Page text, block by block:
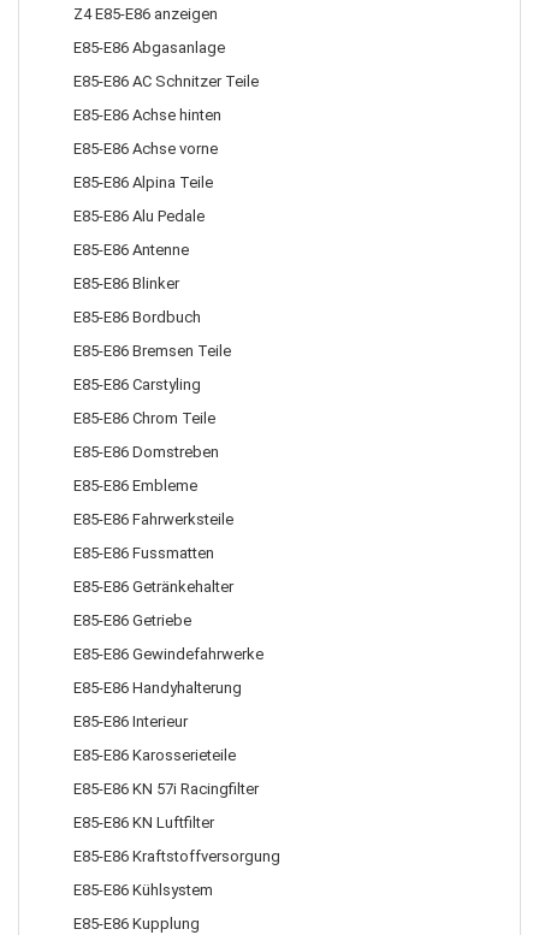
Z4 E85-E86 anzeigen
E85-E86 Abgasanlage
E85-E86 AC Schnitzer Teile
E85-E86 Achse hinten
E85-E86 Achse vorne
E85-E86 Alpina Teile
E85-E86 Alu Pedale
E85-E86 Antenne
E85-E86 Blinker
E85-E86 Bordbuch
E85-E86 Bremsen Teile
E85-E86 Carstyling
E85-E86 Chrom Teile
E85-E86 Domstreben
E85-E86 Embleme
E85-E86 Fahrwerksteile
E85-E86 Fussmatten
E85-E86 Getränkehalter
E85-E86 Getriebe
E85-E86 Gewindefahrwerke
E85-E86 Handyhalterung
E85-E86 Interieur
E85-E86 Karosserieteile
E85-E86 KN 57i Racingfilter
E85-E86 KN Luftfilter
E85-E86 Kraftstoffversorgung
E85-E86 Kühlsystem
E85-E86 Kupplung